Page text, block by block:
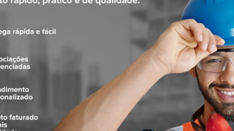
Produtos Relacionados